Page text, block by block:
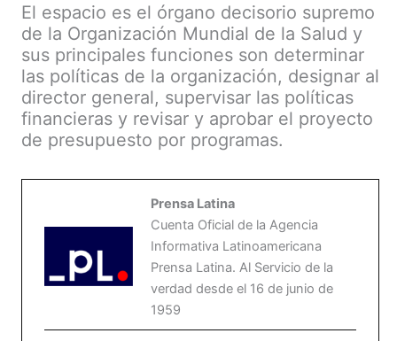
El espacio es el órgano decisorio supremo
de la Organización Mundial de la Salud y
sus principales funciones son determinar
las políticas de la organización, designar al
director general, supervisar las políticas
financieras y revisar y aprobar el proyecto
de presupuesto por programas.
Prensa Latina
Cuenta Oficial de la Agencia
Informativa Latinoamericana
Prensa Latina. Al Servicio de la
verdad desde el 16 de junio de
1959